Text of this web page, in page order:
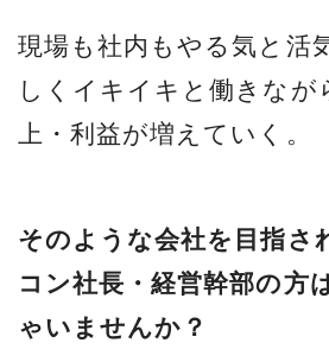
現場も社内もやる気と活
しくイキイキと働きなが
上・利益が増えていく。
そのような会社を目指さ
コン社長・経営幹部の方
ゃいませんか？